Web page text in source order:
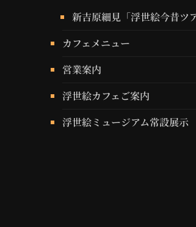
新吉原細見「浮世絵今昔ツ
カフェメニュー
営業案内
浮世絵カフェご案内
浮世絵ミュージアム常設展示